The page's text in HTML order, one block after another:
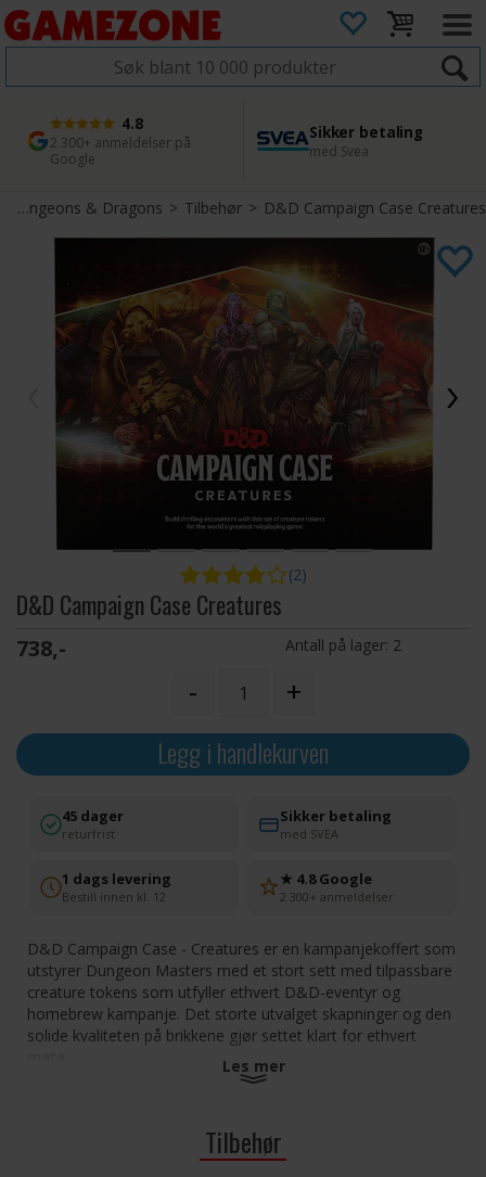
4.8
2 300+ anmeldelser på
Google
Sikker betaling
med Svea
1 dags levering
Bestill innen kl. 12
45 dager returfrist
Enkel retur
Dungeons & Dragons>Tilbehør> D&D Campaign Case Creatures
(2)
D&D Campaign Case Creatures
738,- Antall på lager: 2
- +
Legg i handlekurven
45 dager
returfrist
Sikker betaling
med SVEA
1 dags levering
Bestill innen kl. 12
★ 4.8 Google
2 300+ anmeldelser
D&D Campaign Case - Creatures er en kampanjekoffert som
utstyrer Dungeon Masters med et stort sett med tilpassbare
creature tokens som utfyller ethvert D&D-eventyr og
homebrew kampanje. Det storte utvalget skapninger og den
solide kvaliteten på brikkene gjør settet klart for ethvert
64 vektede brikker i 3 størrelser og 4 farger for
Les mer
Tilbehør